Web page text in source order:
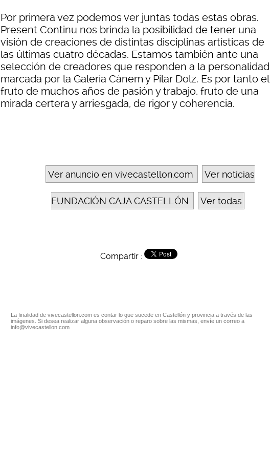
Por primera vez podemos ver juntas todas estas obras.
Present Continu nos brinda la posibilidad de tener una
visión de creaciones de distintas disciplinas artísticas de
las últimas cuatro décadas. Estamos también ante una
selección de creadores que responden a la personalidad
marcada por la Galería Cánem y Pilar Dolz. Es por tanto el
fruto de muchos años de pasión y trabajo, fruto de una
mirada certera y arriesgada, de rigor y coherencia.
Ver anuncio en vivecastellon.com Ver noticias
FUNDACIÓN CAJA CASTELLÓN Ver todas
Compartir :
La finalidad de vivecastellon.com es contar lo que sucede en Castellón y provincia a través de las
imágenes. Si desea realizar alguna observación o reparo sobre las mismas, envíe un correo a
info@vivecastellon.com